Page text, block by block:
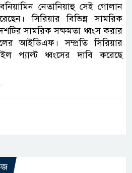
নেতানিয়াহু সেই গোলান
সিরিয়ার বিভিন্ন সামরিক
সামরিক সক্ষমতা ধ্বংস করার
আইডিএফ। সম্প্রতি সিরিয়ার
প্যাল্ট ধ্বংসের দাবি করেছে